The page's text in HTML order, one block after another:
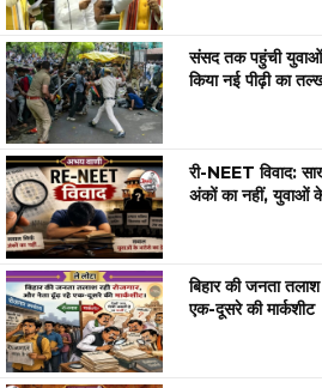
संसद तक पहुंची युवाओं
किया नई पीढ़ी का
री-NEET विवाद:
अंकों का नहीं, युवाओं
बिहार की जनता
एक-दूसरे की मार्कशीट